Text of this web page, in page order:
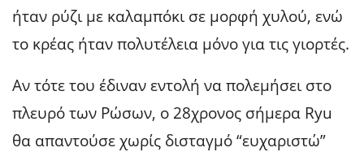
ήταν ρύζι με καλαμπόκι σε μορφή χυλού, ενώ
το κρέας ήταν πολυτέλεια μόνο για τις γιορτές.
Αν τότε του έδιναν εντολή να πολεμήσει στο
πλευρό των Ρώσων, ο 28χρονος σήμερα Ryu
θα απαντούσε χωρίς δισταγμό “ευχαριστώ”